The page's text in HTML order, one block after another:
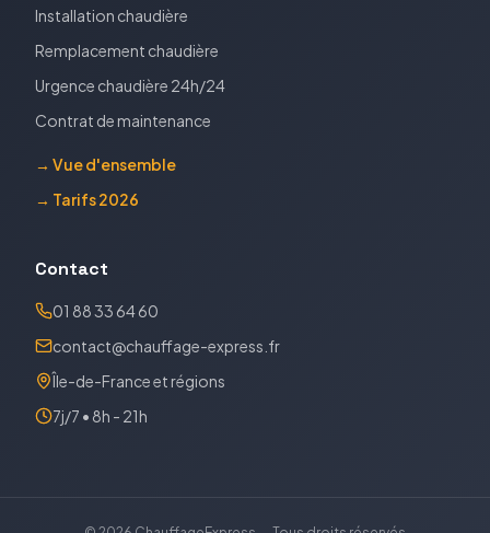
Installation chaudière
Remplacement chaudière
Urgence chaudière 24h/24
Contrat de maintenance
→ Vue d'ensemble
→ Tarifs 2026
Contact
01 88 33 64 60
contact@chauffage-express.fr
Île-de-France et régions
7j/7 • 8h - 21h